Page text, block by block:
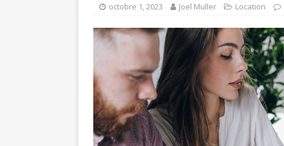
octobre 1, 2023 Joel Muller Location